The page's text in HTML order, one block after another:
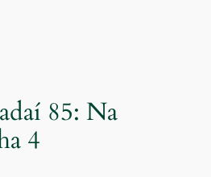
85: Na
4